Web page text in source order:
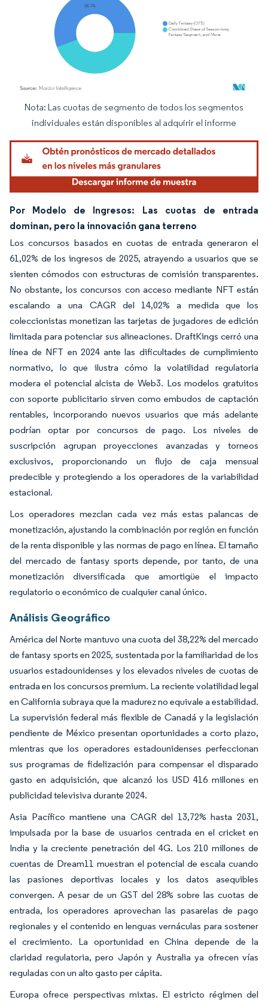
Imagen © Mordor Intelligence. El uso requiere atribución según CC BY 4.0.
Nota: Las cuotas de segmento de todos los segmentos
individuales están disponibles al adquirir el informe
Por Modelo de Ingresos: Las cuotas de entrada
dominan, pero la innovación gana terreno
Los concursos basados en cuotas de entrada generaron el
61,02% de los ingresos de 2025, atrayendo a usuarios que se
sienten cómodos con estructuras de comisión transparentes.
No obstante, los concursos con acceso mediante NFT están
escalando a una CAGR del 14,02% a medida que los
coleccionistas monetizan las tarjetas de jugadores de edición
limitada para potenciar sus alineaciones. DraftKings cerró una
línea de NFT en 2024 ante las dificultades de cumplimiento
normativo, lo que ilustra cómo la volatilidad regulatoria
modera el potencial alcista de Web3. Los modelos gratuitos
con soporte publicitario sirven como embudos de captación
rentables, incorporando nuevos usuarios que más adelante
podrían optar por concursos de pago. Los niveles de
suscripción agrupan proyecciones avanzadas y torneos
exclusivos, proporcionando un flujo de caja mensual
predecible y protegiendo a los operadores de la variabilidad
estacional.
Los operadores mezclan cada vez más estas palancas de
monetización, ajustando la combinación por región en función
de la renta disponible y las normas de pago en línea. El tamaño
del mercado de fantasy sports depende, por tanto, de una
monetización diversificada que amortigüe el impacto
regulatorio o económico de cualquier canal único.
Análisis Geográfico
América del Norte mantuvo una cuota del 38,22% del mercado
de fantasy sports en 2025, sustentada por la familiaridad de los
usuarios estadounidenses y los elevados niveles de cuotas de
entrada en los concursos premium. La reciente volatilidad legal
en California subraya que la madurez no equivale a estabilidad.
La supervisión federal más flexible de Canadá y la legislación
pendiente de México presentan oportunidades a corto plazo,
mientras que los operadores estadounidenses perfeccionan
sus programas de fidelización para compensar el disparado
gasto en adquisición, que alcanzó los USD 416 millones en
publicidad televisiva durante 2024.
Asia Pacífico mantiene una CAGR del 13,72% hasta 2031,
impulsada por la base de usuarios centrada en el cricket en
India y la creciente penetración del 4G. Los 210 millones de
cuentas de Dream11 muestran el potencial de escala cuando
las pasiones deportivas locales y los datos asequibles
convergen. A pesar de un GST del 28% sobre las cuotas de
entrada, los operadores aprovechan las pasarelas de pago
regionales y el contenido en lenguas vernáculas para sostener
el crecimiento. La oportunidad en China depende de la
claridad regulatoria, pero Japón y Australia ya ofrecen vías
reguladas con un alto gasto per cápita.
Europa ofrece perspectivas mixtas. El estricto régimen del